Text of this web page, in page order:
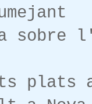
sobre
plats a